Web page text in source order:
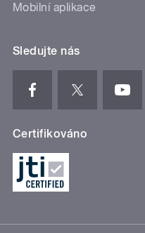
Mobilní aplikace
Sledujte nás
Certifikováno